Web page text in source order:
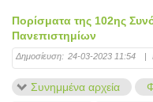
Πορίσματα της 102ης
Πανεπιστημίων
Δημοσίευση: 24-03-2023 11:54 |
Συνημμένα αρχεία